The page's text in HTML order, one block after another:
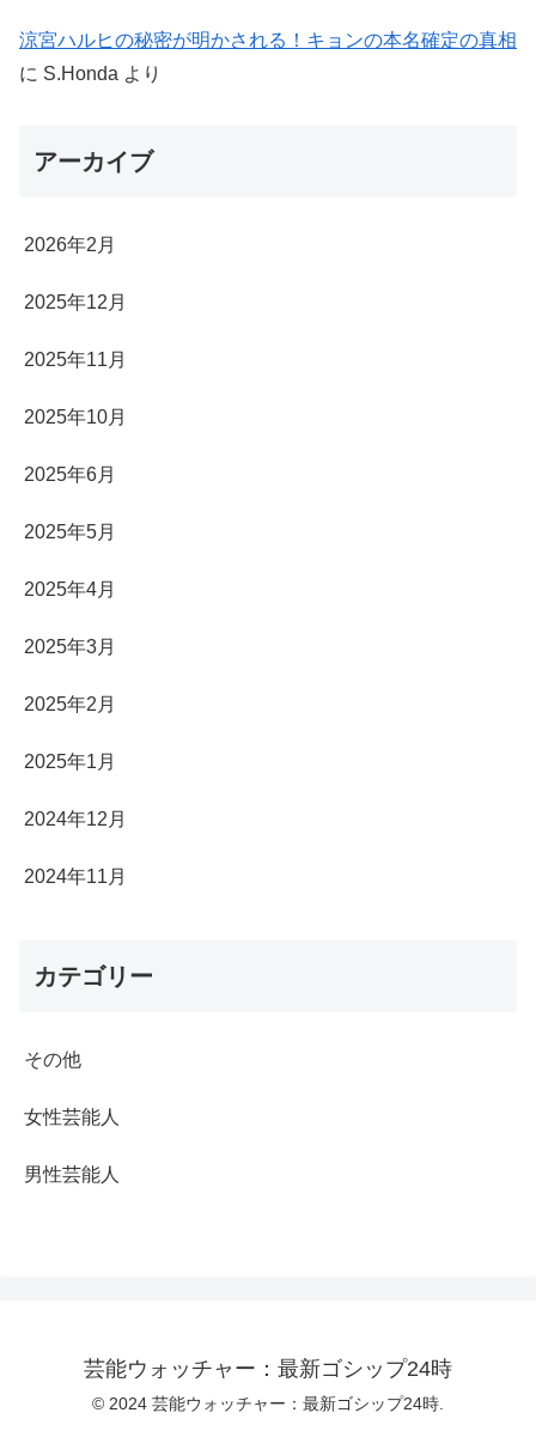
涼宮ハルヒの秘密が明かされる！キョンの本名確定の真相
に S.Honda より
アーカイブ
2026年2月
2025年12月
2025年11月
2025年10月
2025年6月
2025年5月
2025年4月
2025年3月
2025年2月
2025年1月
2024年12月
2024年11月
カテゴリー
その他
女性芸能人
男性芸能人
芸能ウォッチャー：最新ゴシップ24時
© 2024 芸能ウォッチャー：最新ゴシップ24時.